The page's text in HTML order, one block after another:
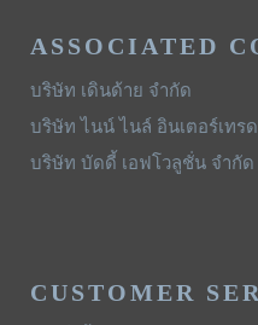
ASSOCIATED
บริษัท เดินด้าย จำกัด
บริษัท ไนน์ ไนล์ อินเตอร์เทร
บริษัท บัดดี้ เอฟโวลูชั่น จำกัด
CUSTOMER